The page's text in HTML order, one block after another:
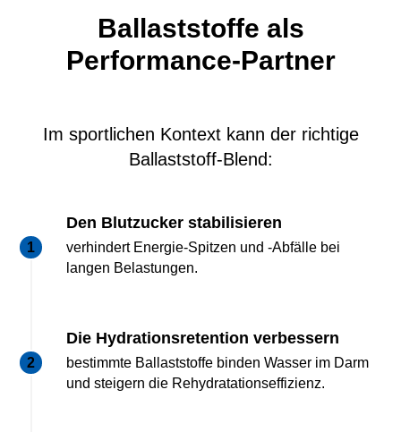
Ballaststoffe als
Performance-Partner
Im sportlichen Kontext kann der richtige
Ballaststoff-Blend:
Den Blutzucker stabilisieren
verhindert Energie-Spitzen und -Abfälle bei
langen Belastungen.
Die Hydrationsretention verbessern
bestimmte Ballaststoffe binden Wasser im Darm
und steigern die Rehydratationseffizienz.